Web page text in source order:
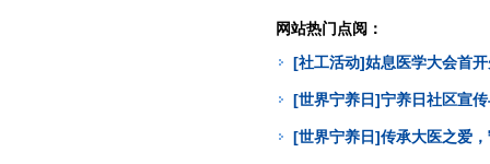
网站热门点阅：
[社工活动]姑息医学大会首
[世界宁养日]宁养日社区宣
[世界宁养日]传承大医之爱